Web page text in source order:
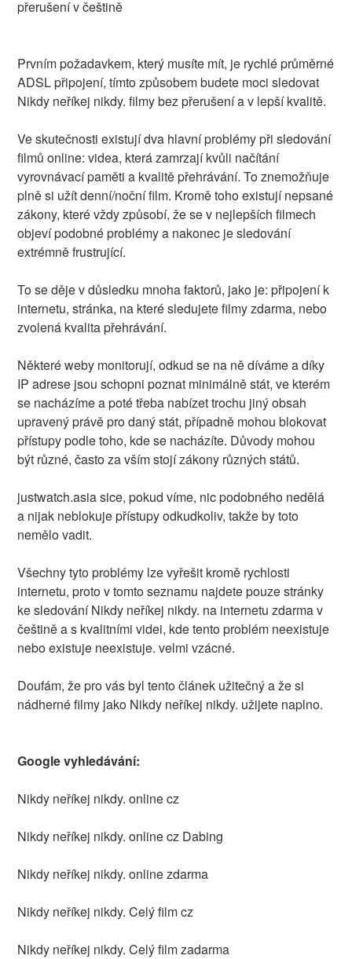
přerušení v češtině
Prvním požadavkem, který musíte mít, je rychlé průměrné
ADSL připojení, tímto způsobem budete moci sledovat
Nikdy neříkej nikdy. filmy bez přerušení a v lepší kvalitě.
Ve skutečnosti existují dva hlavní problémy při sledování
filmů online: videa, která zamrzají kvůli načítání
vyrovnávací paměti a kvalitě přehrávání. To znemožňuje
plně si užít denní/noční film. Kromě toho existují nepsané
zákony, které vždy způsobí, že se v nejlepších filmech
objeví podobné problémy a nakonec je sledování
extrémně frustrující.
To se děje v důsledku mnoha faktorů, jako je: připojení k
internetu, stránka, na které sledujete filmy zdarma, nebo
zvolená kvalita přehrávání.
Některé weby monitorují, odkud se na ně díváme a díky
IP adrese jsou schopni poznat minimálně stát, ve kterém
se nacházíme a poté třeba nabízet trochu jiný obsah
upravený právě pro daný stát, případně mohou blokovat
přístupy podle toho, kde se nacházíte. Důvody mohou
být různé, často za vším stojí zákony různých států.
justwatch.asia sice, pokud víme, nic podobného nedělá
a nijak neblokuje přístupy odkudkoliv, takže by toto
nemělo vadit.
Všechny tyto problémy lze vyřešit kromě rychlosti
internetu, proto v tomto seznamu najdete pouze stránky
ke sledování Nikdy neříkej nikdy. na internetu zdarma v
češtině a s kvalitními videi, kde tento problém neexistuje
nebo existuje neexistuje. velmi vzácné.
Doufám, že pro vás byl tento článek užitečný a že si
nádherné filmy jako Nikdy neříkej nikdy. užijete naplno.
Google vyhledávání:
Nikdy neříkej nikdy. online cz
Nikdy neříkej nikdy. online cz Dabing
Nikdy neříkej nikdy. online zdarma
Nikdy neříkej nikdy. Celý film cz
Nikdy neříkej nikdy. Celý film zadarma